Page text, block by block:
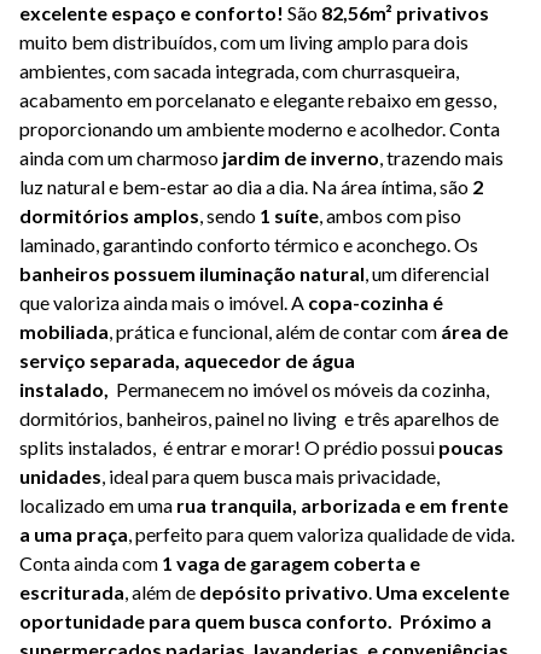
excelente espaço e conforto! São 82,56m² privativos
muito bem distribuídos, com um living amplo para dois
ambientes, com sacada integrada, com churrasqueira,
acabamento em porcelanato e elegante rebaixo em gesso,
proporcionando um ambiente moderno e acolhedor. Conta
ainda com um charmoso jardim de inverno, trazendo mais
luz natural e bem-estar ao dia a dia. Na área íntima, são 2
dormitórios amplos, sendo 1 suíte, ambos com piso
laminado, garantindo conforto térmico e aconchego. Os
banheiros possuem iluminação natural, um diferencial
que valoriza ainda mais o imóvel. A copa-cozinha é
mobiliada, prática e funcional, além de contar com área de
serviço separada, aquecedor de água
instalado, Permanecem no imóvel os móveis da cozinha,
dormitórios, banheiros, painel no living e três aparelhos de
splits instalados, é entrar e morar! O prédio possui poucas
unidades, ideal para quem busca mais privacidade,
localizado em uma rua tranquila, arborizada e em frente
a uma praça, perfeito para quem valoriza qualidade de vida.
Conta ainda com 1 vaga de garagem coberta e
escriturada, além de depósito privativo. Uma excelente
oportunidade para quem busca conforto. Próximo a